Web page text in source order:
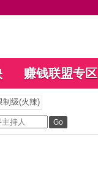
赚钱联盟专区
制级(火辣)